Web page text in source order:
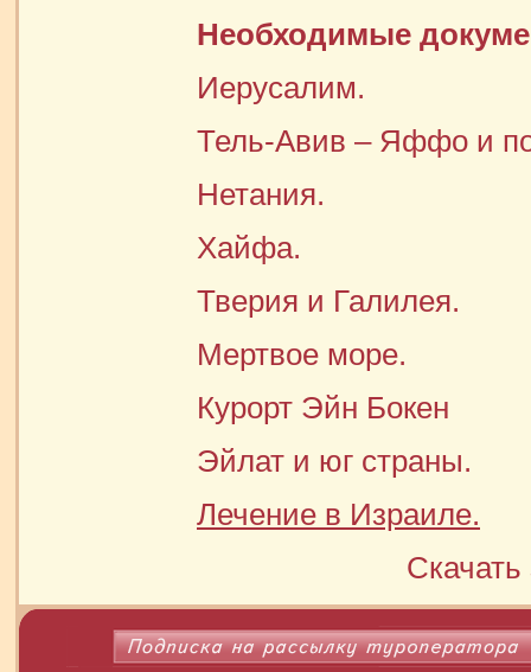
Необходимые
Иерусалим.
Тель-Авив – Яффо и
Нетания.
Хайфа.
Тверия и Галилея.
Мертвое море.
Курорт Эйн Бокен
Эйлат и юг страны.
Лечение в Израиле.